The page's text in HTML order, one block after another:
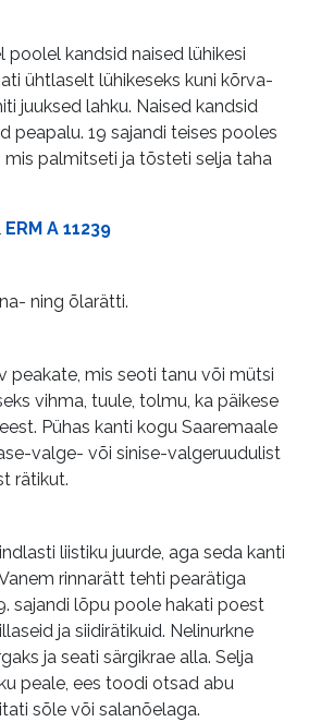
poolel kandsid naised lühikesi
ühtlaselt lühikeseks kuni kõrva-
juuksed lahku. Naised kandsid
peapalu. 19 sajandi teises pooles
mis palmitseti ja tõsteti selja taha
ERM A 11239
ning õlarätti.
peakate, mis seoti tanu või mütsi
vihma, tuule, tolmu, ka päikese
Pühas kanti kogu Saaremaale
valge- või sinise-valgeruudulist
rätikut.
liistiku juurde, aga seda kanti
rinnarätt tehti pearätiga
sajandi lõpu poole hakati poest
ja siidirätikuid. Nelinurkne
ja seati särgikrae alla. Selja
peale, ees toodi otsad abu
sõle või salanõelaga.